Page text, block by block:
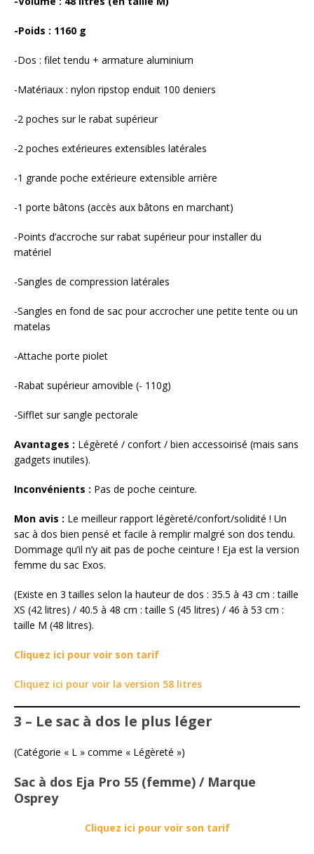
-Poids : 1160 g
-Dos : filet tendu + armature aluminium
-Matériaux : nylon ripstop enduit 100 deniers
-2 poches sur le rabat supérieur
-2 poches extérieures extensibles latérales
-1 grande poche extérieure extensible arrière
-1 porte bâtons (accès aux bâtons en marchant)
-Points d’accroche sur rabat supérieur pour installer du
matériel
-Sangles de compression latérales
-Sangles en fond de sac pour accrocher une petite tente ou un
matelas
-Attache porte piolet
-Rabat supérieur amovible (- 110g)
-Sifflet sur sangle pectorale
Avantages : Légèreté / confort / bien accessoirisé (mais sans
gadgets inutiles).
Inconvénients : Pas de poche ceinture.
Mon avis : Le meilleur rapport légèreté/confort/solidité ! Un
sac à dos bien pensé et facile à remplir malgré son dos tendu.
Dommage qu’il n’y ait pas de poche ceinture ! Eja est la version
femme du sac Exos.
(Existe en 3 tailles selon la hauteur de dos : 35.5 à 43 cm : taille
XS (42 litres) / 40.5 à 48 cm : taille S (45 litres) / 46 à 53 cm :
taille M (48 litres).
Cliquez ici pour voir son tarif
Cliquez ici pour voir la version 58 litres
3 – Le sac à dos le plus léger
(Catégorie « L » comme « Légèreté »)
Sac à dos Eja Pro 55 (femme) / Marque
Osprey
Cliquez ici pour voir son tarif